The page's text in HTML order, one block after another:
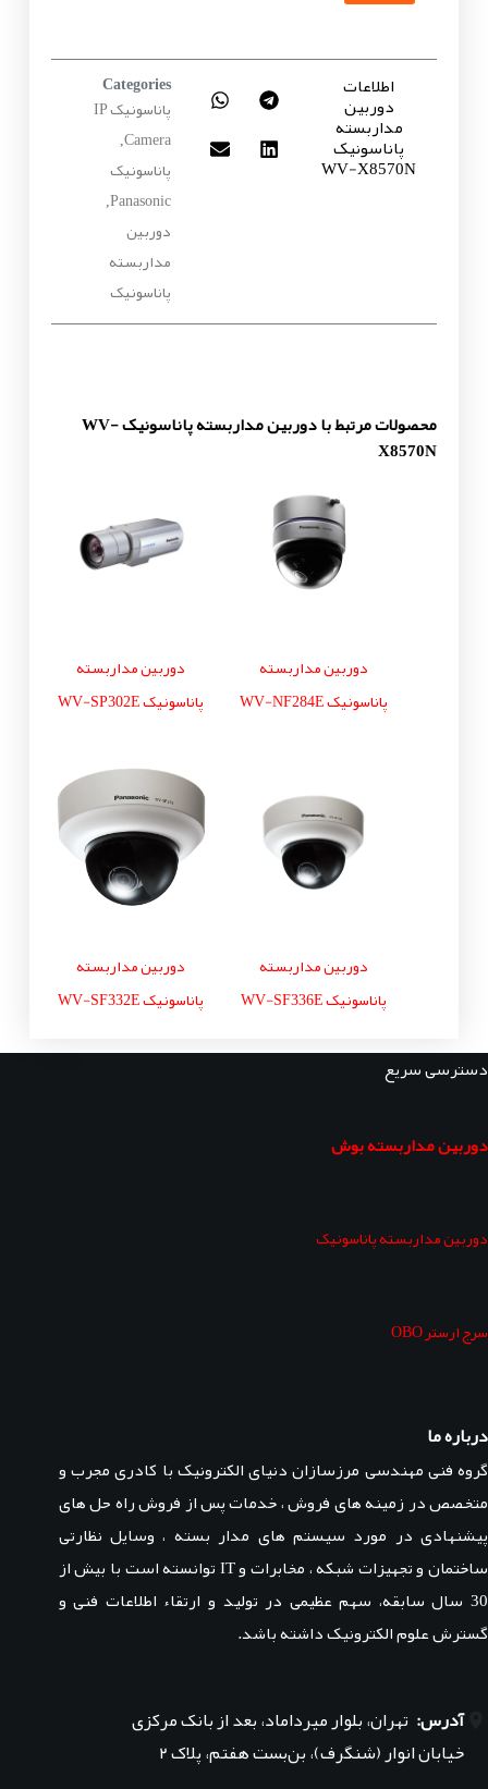
اطلاعات
دوربین
مداربسته
پاناسونیک
WV-X8570N
Categories
پاناسونیک IP
Camera
پاناسونیک
Panasonic
دوربین
مداربسته
پاناسونیک
محصولات مرتبط با دوربین مداربسته پاناسونیک WV-
X8570N
دوربین مداربسته
پاناسونیک WV-NF284E
دوربین مداربسته
پاناسونیک WV-SP302E
دوربین مداربسته
پاناسونیک WV-SF336E
دوربین مداربسته
پاناسونیک WV-SF332E
دسترسی سریع
دوربین مداربسته بوش
دوربین مداربسته پاناسونیک
سرج ارستر OBO
درباره ما
گروه فنی مهندسی مرزسازان دنیای الکترونیک با کادری مجرب و
متخصص در زمینه های فروش ، خدمات پس از فروش راه حل های
پیشنهادی در مورد سیستم های مدار بسته ، وسایل نظارتی
ساختمان و تجهیزات شبکه ، مخابرات و IT توانسته است با بیش از
30 سال سابقه، سهم عظیمی در تولید و ارتقاء اطلاعات فنی و
گسترش علوم الکترونیک داشته باشد.
آدرس: تهران، بلوار میرداماد، بعد از بانک مرکزی
خیابان انوار (شنگرف)، بن‌بست هفتم، پلاک ۲